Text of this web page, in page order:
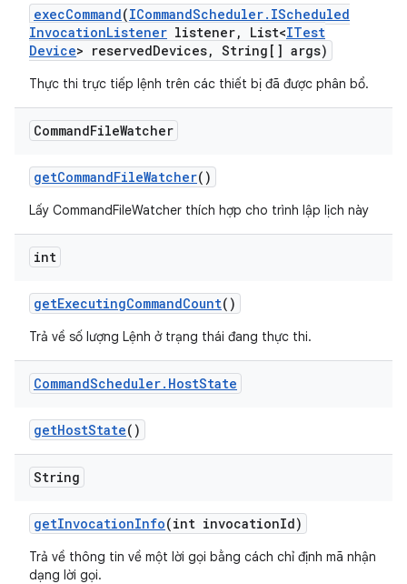
execCommand(ICommandScheduler. IScheduled
InvocationListener listener, List<ITest
Device> reservedDevices, String[] args)
Thực thi trực tiếp lệnh trên các thiết bị đã được phân bổ.
CommandFileWatcher
getCommandFileWatcher()
Lấy CommandFileWatcher thích hợp cho trình lập lịch này
int
getExecutingCommandCount()
Trả về số lượng Lệnh ở trạng thái đang thực thi.
CommandScheduler. HostState
getHostState()
String
getInvocationInfo(int invocationId)
Trả về thông tin về một lời gọi bằng cách chỉ định mã nhận
dạng lời gọi.